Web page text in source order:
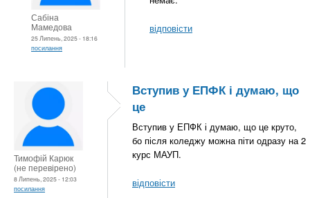
Сабіна
Мамедова
25 Липень, 2025 - 18:16
посилання
відповісти
Тимофій Карюк
(не перевірено)
8 Липень, 2025 - 12:03
посилання
Вступив у ЕПФК і думаю, що
це
Вступив у ЕПФК і думаю, що це круто,
бо після коледжу можна піти одразу на 2
курс МАУП.
відповісти